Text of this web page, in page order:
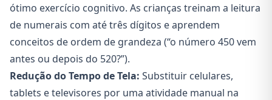
ótimo exercício cognitivo. As crianças treinam a leitura
de numerais com até três dígitos e aprendem
conceitos de ordem de grandeza (“o número 450 vem
antes ou depois do 520?”).
Redução do Tempo de Tela: Substituir celulares,
tablets e televisores por uma atividade manual na